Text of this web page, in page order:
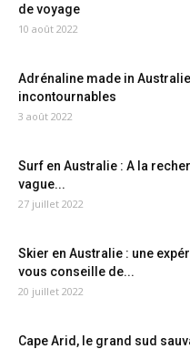
de voyage
10 août 2022
Adrénaline made in
incontournables
3 août 2022
Surf en Australie : A la
vague...
27 juillet 2022
Skier en Australie : une
vous conseille de...
20 juillet 2022
Cape Arid, le grand sud